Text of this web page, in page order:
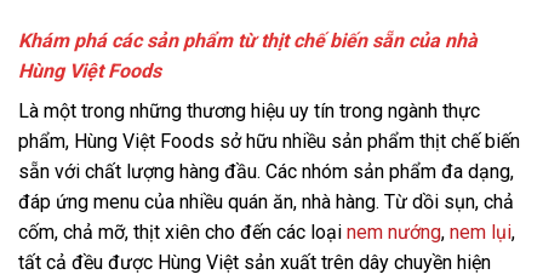
Khám phá các sản phẩm từ thịt chế biến sẵn của nhà
Hùng Việt Foods
Là một trong những thương hiệu uy tín trong ngành thực
phẩm, Hùng Việt Foods sở hữu nhiều sản phẩm thịt chế biến
sẵn với chất lượng hàng đầu. Các nhóm sản phẩm đa dạng,
đáp ứng menu của nhiều quán ăn, nhà hàng. Từ dồi sụn, chả
cốm, chả mỡ, thịt xiên cho đến các loại nem nướng, nem lụi,
tất cả đều được Hùng Việt sản xuất trên dây chuyền hiện